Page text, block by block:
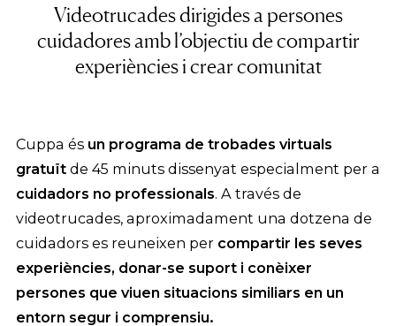
Videotrucades dirigides a persones
cuidadores amb l’objectiu de compartir
experiències i crear comunitat
Cuppa és un programa de trobades virtuals
gratuït de 45 minuts dissenyat especialment per a
cuidadors no professionals. A través de
videotrucades, aproximadament una dotzena de
cuidadors es reuneixen per compartir les seves
experiències, donar-se suport i conèixer
persones que viuen situacions similiars en un
entorn segur i comprensiu.